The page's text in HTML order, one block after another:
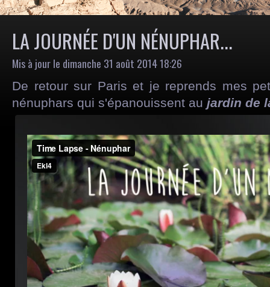
LA JOURNÉE D'UN NÉNUPHAR...
Mis à jour le dimanche 31 août 2014 18:26
De retour sur Paris et je reprends mes
nénuphars qui s'épanouissent au jardin de